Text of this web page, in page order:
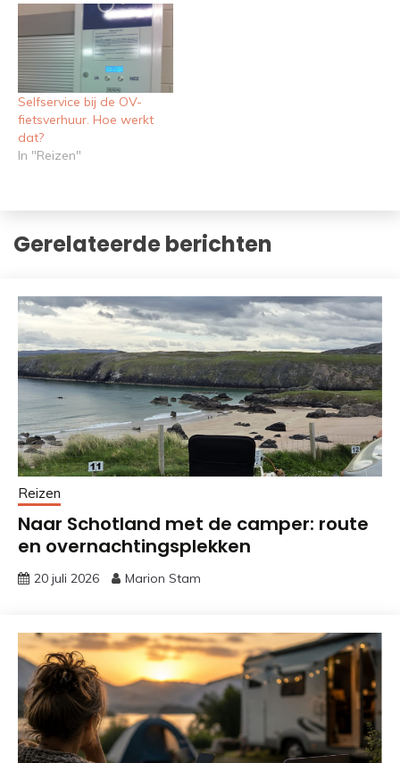
Selfservice bij de OV-
fietsverhuur. Hoe werkt
dat?
In "Reizen"
Gerelateerde berichten
Reizen
Naar Schotland met de camper: route
en overnachtingsplekken
20 juli 2026 Marion Stam